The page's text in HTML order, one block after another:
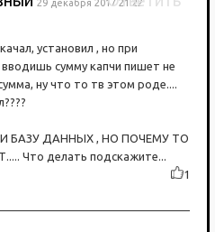
29 декабря 2017 21:22
установил , но при
вводишь сумму капчи пишет не
ну что то тв этом роде....
БАЗУ ДАННЫХ , НО ПОЧЕМУ ТО
Что делать подскажите...
1